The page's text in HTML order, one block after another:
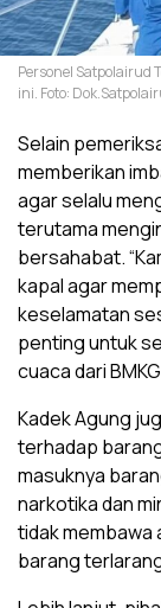
Personel Satpolairud
ini. Foto:
Selain
memberikan
agar selalu
terutama
bersahabat.
kapal agar
keselamatan
penting untuk
cuaca dari
Kadek Agung
terhadap
masuknya
narkotika dan
tidak membawa
barang